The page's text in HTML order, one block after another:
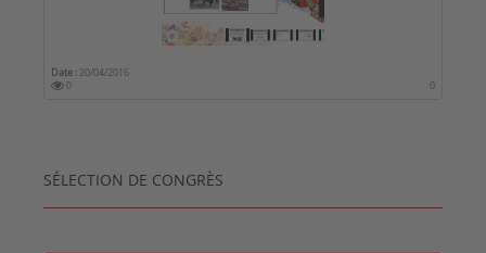
Date : 20/04/2016
0
0
SÉLECTION DE CONGRÈS